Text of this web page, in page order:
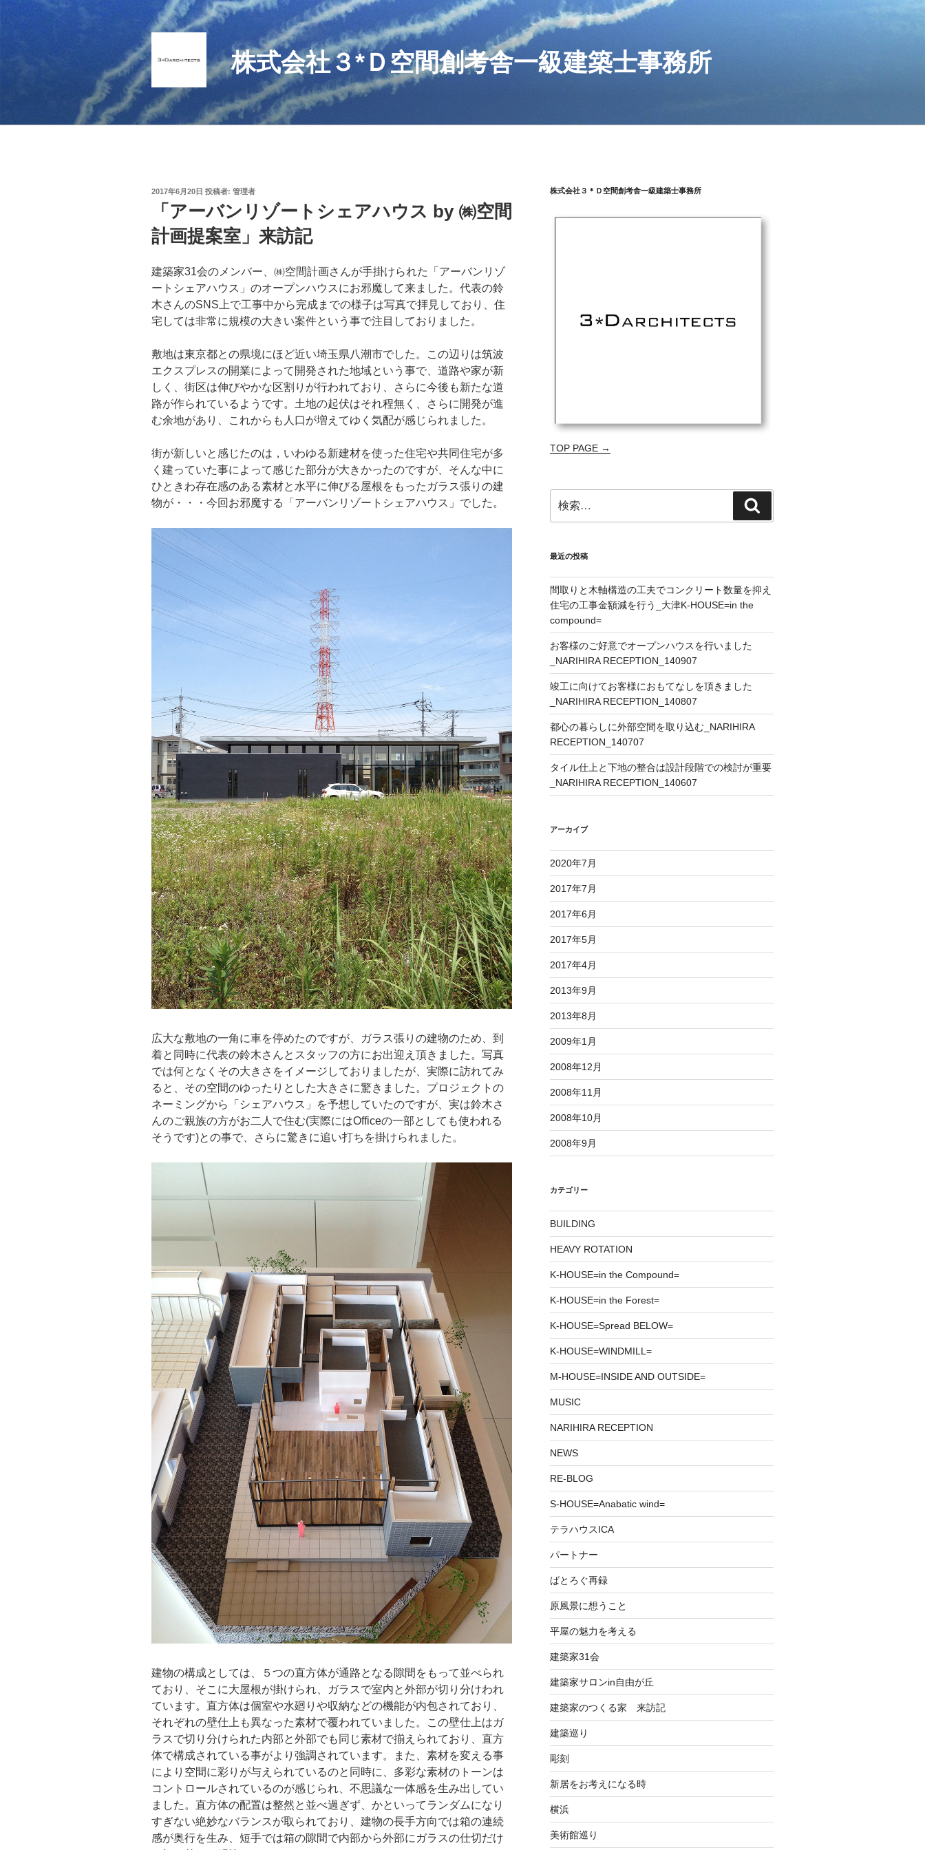
キ
株式会社３*Ｄ空間創考舎一級建築士事務所
投
2017年6月20日 投稿者: 管理者
「アーバンリゾートシェアハウス by ㈱空間
計画提案室」来訪記
建築家31会のメンバー、㈱空間計画さんが手掛けられた「アーバンリゾ
ートシェアハウス」のオープンハウスにお邪魔して来ました。代表の鈴
木さんのSNS上で工事中から完成までの様子は写真で拝見しており、住
宅しては非常に規模の大きい案件という事で注目しておりました。
敷地は東京都との県境にほど近い埼玉県八潮市でした。この辺りは筑波
エクスプレスの開業によって開発された地域という事で、道路や家が新
しく、街区は伸びやかな区割りが行われており、さらに今後も新たな道
路が作られているようです。土地の起伏はそれ程無く、さらに開発が進
む余地があり、これからも人口が増えてゆく気配が感じられました。
街が新しいと感じたのは，いわゆる新建材を使った住宅や共同住宅が多
く建っていた事によって感じた部分が大きかったのですが、そんな中に
ひときわ存在感のある素材と水平に伸びる屋根をもったガラス張りの建
物が・・・今回お邪魔する「アーバンリゾートシェアハウス」でした。
広大な敷地の一角に車を停めたのですが、ガラス張りの建物のため、到
着と同時に代表の鈴木さんとスタッフの方にお出迎え頂きました。写真
では何となくその大きさをイメージしておりましたが、実際に訪れてみ
ると、その空間のゆったりとした大きさに驚きました。プロジェクトの
ネーミングから「シェアハウス」を予想していたのですが、実は鈴木さ
んのご親族の方がお二人で住む(実際にはOfficeの一部としても使われる
そうです)との事で、さらに驚きに追い打ちを掛けられました。
建物の構成としては、５つの直方体が通路となる隙間をもって並べられ
ており、そこに大屋根が掛けられ、ガラスで室内と外部が切り分けわれ
ています。直方体は個室や水廻りや収納などの機能が内包されており、
それぞれの壁仕上も異なった素材で覆われていました。この壁仕上はガ
ラスで切り分けられた内部と外部でも同じ素材で揃えられており、直方
体で構成されている事がより強調されています。また、素材を変える事
により空間に彩りが与えられているのと同時に、多彩な素材のトーンは
コントロールされているのが感じられ、不思議な一体感を生み出してい
ました。直方体の配置は整然と並べ過ぎず、かといってランダムになり
すぎない絶妙なバランスが取られており、建物の長手方向では箱の連続
感が奥行を生み、短手では箱の隙間で内部から外部にガラスの仕切だけ
株式会社３＊Ｄ空間創考舎一級建築士事務所
TOP PAGE →
索:
索
最近の投稿
間取りと木軸構造の工夫でコンクリート数量を抑え
住宅の工事金額減を行う_大津K-HOUSE=in the
compound=
お客様のご好意でオープンハウスを行いました
_NARIHIRA RECEPTION_140907
竣工に向けてお客様におもてなしを頂きました
_NARIHIRA RECEPTION_140807
都心の暮らしに外部空間を取り込む_NARIHIRA
RECEPTION_140707
タイル仕上と下地の整合は設計段階での検討が重要
_NARIHIRA RECEPTION_140607
アーカイブ
2020年7月
2017年7月
2017年6月
2017年5月
2017年4月
2013年9月
2013年8月
2009年1月
2008年12月
2008年11月
2008年10月
2008年9月
カテゴリー
BUILDING
HEAVY ROTATION
K-HOUSE=in the Compound=
K-HOUSE=in the Forest=
K-HOUSE=Spread BELOW=
K-HOUSE=WINDMILL=
M-HOUSE=INSIDE AND OUTSIDE=
MUSIC
NARIHIRA RECEPTION
NEWS
RE-BLOG
S-HOUSE=Anabatic wind=
テラハウスICA
パートナー
ばとろぐ再録
原風景に想うこと
平屋の魅力を考える
建築家31会
建築家サロンin自由が丘
建築家のつくる家 来訪記
建築巡り
彫刻
新居をお考えになる時
横浜
美術館巡り